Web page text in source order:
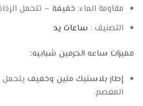
مقاومة الماء: خفيفة – تتحمل
التصنيف : ساعات يد
مميزات ساعه الحرمين شبابيه:
إطار بلاستيك متين وخفيف
المعصم.